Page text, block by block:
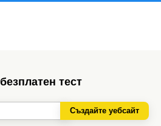
тест
Създайте уебсайт